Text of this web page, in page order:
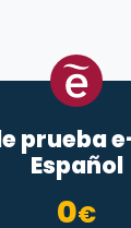
prueba
Español
0€